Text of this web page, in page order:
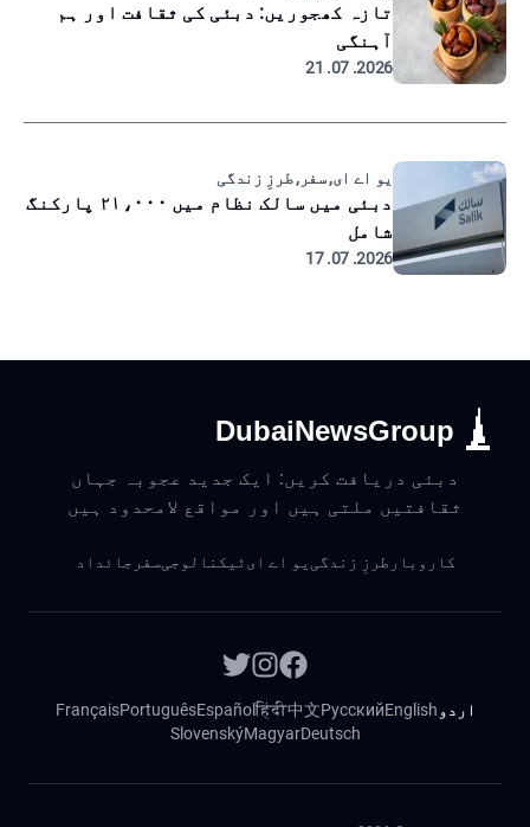
تازہ کھجوریں: دبئی کی ثقافت اور ہم
آہنگی
2026. 07. 21
یو اے ای, سفر, طرزِ زندگی
دبئی میں سالک نظام میں ۲۱،۰۰۰ پارکنگ
شامل
2026. 07. 17
DubaiNewsGroup
دبئی دریافت کریں: ایک جدید عجوبہ جہاں
ثقافتیں ملتی ہیں اور مواقع لامحدود ہیں
کاروبار طرزِ زندگی یو اے ایٹیکنالوجیسفر جائداد
اردو English
Русский
中文
हिंदी
Español
Português
Français
Deutsch
Magyar
Slovenský